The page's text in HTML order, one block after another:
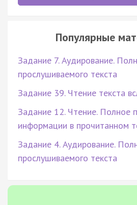
Популярные
Задание 7. Аудирование.
прослушиваемого текста
Задание 39. Чтение текста
Задание 12. Чтение. Полное
информации в прочитанном
Задание 4. Аудирование.
прослушиваемого текста